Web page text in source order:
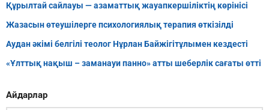
Құрылтай сайлауы — азаматтық жауапкершіліктің көрінісі
Жазасын өтеушілерге психологиялық терапия өткізілді
Аудан әкімі белгілі теолог Нұрлан Байжігітұлымен кездесті
«Ұлттық нақыш – заманауи панно» атты шеберлік сағаты өтті
Айдарлар